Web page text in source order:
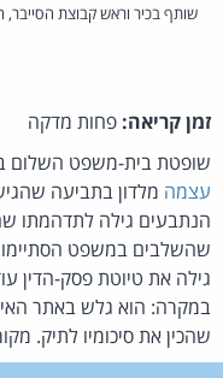
שותף בכיר וראש קבוצת הסייבר,
זמן קריאה: פחות מדקה
שופטת בית-משפט השלום
עצמה מלדון בתביעה
הנתבעים גילה לתדהמתו
שהשלבים במשפט הסתיימו.
גילה את טיוטת פסק-הדין
במקרה: הוא גלש באתר
שהכין את סיכומיו לתיק.